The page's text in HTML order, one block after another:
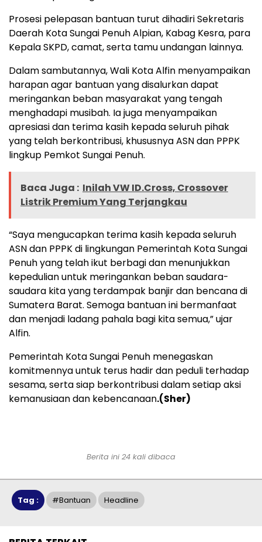
Prosesi pelepasan bantuan turut dihadiri Sekretaris
Daerah Kota Sungai Penuh Alpian, Kabag Kesra, para
Kepala SKPD, camat, serta tamu undangan lainnya.
Dalam sambutannya, Wali Kota Alfin menyampaikan
harapan agar bantuan yang disalurkan dapat
meringankan beban masyarakat yang tengah
menghadapi musibah. Ia juga menyampaikan
apresiasi dan terima kasih kepada seluruh pihak
yang telah berkontribusi, khususnya ASN dan PPPK
lingkup Pemkot Sungai Penuh.
Baca Juga : Inilah VW ID.Cross, Crossover
Listrik Premium Yang Terjangkau
“Saya mengucapkan terima kasih kepada seluruh
ASN dan PPPK di lingkungan Pemerintah Kota Sungai
Penuh yang telah ikut berbagi dan menunjukkan
kepedulian untuk meringankan beban saudara-
saudara kita yang terdampak banjir dan bencana di
Sumatera Barat. Semoga bantuan ini bermanfaat
dan menjadi ladang pahala bagi kita semua,” ujar
Alfin.
Pemerintah Kota Sungai Penuh menegaskan
komitmennya untuk terus hadir dan peduli terhadap
sesama, serta siap berkontribusi dalam setiap aksi
kemanusiaan dan kebencanaan.(Sher)
Berita ini 24 kali dibaca
Tag : #bantuan Headline